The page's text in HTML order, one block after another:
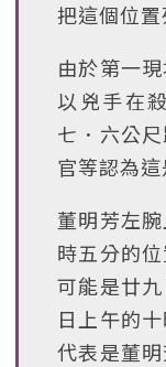
把這個位置
由於第一
以兇手在
七．六公
官等認為這
董明芳左
時五分的
可能是廿
日上午的
代表是董